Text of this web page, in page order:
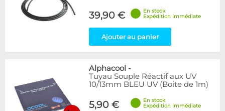
39,90 €
En stock
Expédition immédiate
Ajouter au panier
Alphacool -
Tuyau Souple Réactif aux UV
10/13mm BLEU UV (Boite de 1m)
5,90 €
En stock
Expédition immédiate